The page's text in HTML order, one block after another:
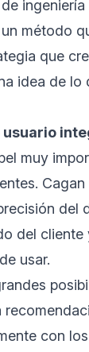
método
que
idea de lo
muy
del
del cliente
usar.
con